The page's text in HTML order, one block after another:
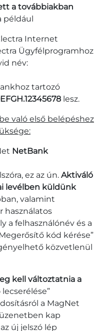
a továbbiakban
például
Internet
Ügyfélprogramhoz
név:
tartozó
lesz.
való első belépéshez
NetBank
ez az ún. Aktiváló
levélben küldünk
valamint
használatos
a felhasználónév és a
kód kérése”
közvetlenül
kell változtatnia a
a MagNet
kap
új jelszó lép